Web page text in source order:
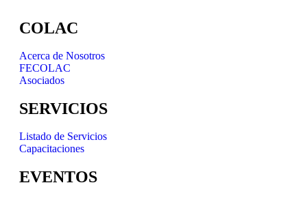
COLAC
Acerca de Nosotros
FECOLAC
Asociados
SERVICIOS
Listado de Servicios
Capacitaciones
EVENTOS